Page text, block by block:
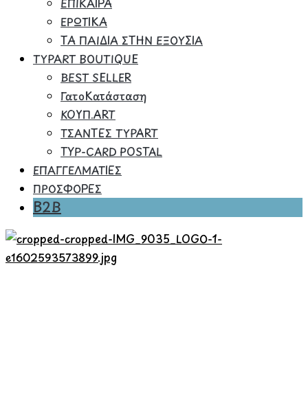
ΕΠΙΚΑΙΡΑ
ΕΡΩΤΙΚΑ
ΤΑ ΠΑΙΔΙΑ ΣΤΗΝ ΕΞΟΥΣΙΑ
TYPART BOUTIQUE
BEST SELLER
ΓατοΚατάσταση
ΚΟΥΠ.ART
ΤΣΑΝΤΕΣ TYPART
TYP-CARD POSTAL
ΕΠΑΓΓΕΛΜΑΤΙΕΣ
ΠΡΟΣΦΟΡΕΣ
B2B